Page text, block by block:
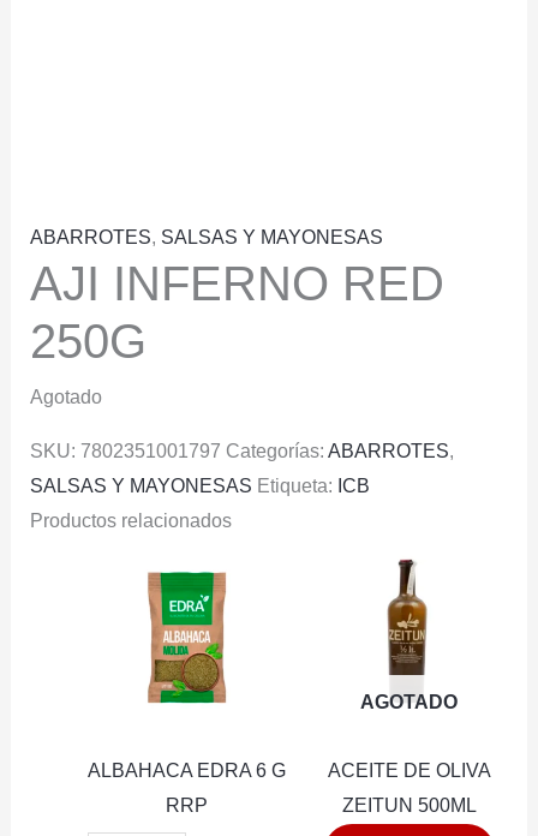
ABARROTES, SALSAS Y MAYONESAS
AJI INFERNO RED
250G
Agotado
SKU: 7802351001797 Categorías: ABARROTES,
SALSAS Y MAYONESAS Etiqueta: ICB
Productos relacionados
ALBAHACA EDRA 6 G
RRP
AGOTADO
ACEITE DE OLIVA
ZEITUN 500ML